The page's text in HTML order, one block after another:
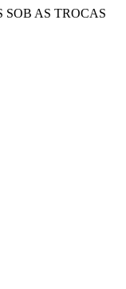
SOB AS TROCAS